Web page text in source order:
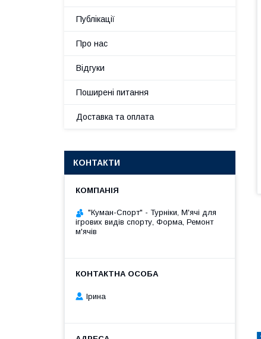
Публікації
Про нас
Відгуки
Поширені питання
Доставка та оплата
КОНТАКТИ
"Куман-Спорт" - Турніки, М'ячі для
ігрових видів спорту, Форма, Ремонт
м'ячів
Ірина